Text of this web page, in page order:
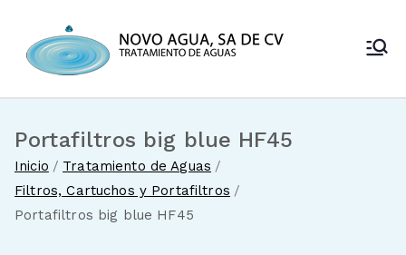
contenido
Novo Agua
de aguas
Portafiltros big blue HF45
Inicio
Tratamiento de Aguas
Filtros, Cartuchos y Portafiltros
Portafiltros big blue HF45